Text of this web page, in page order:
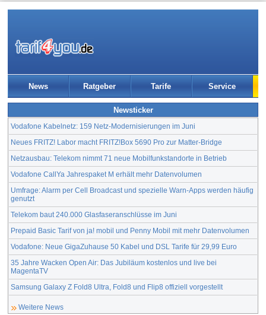
News Ratgeber Tarife Service
Newsticker
Vodafone Kabelnetz: 159 Netz-Modernisierungen im Juni
Neues FRITZ! Labor macht FRITZ!Box 5690 Pro zur Matter-Bridge
Netzausbau: Telekom nimmt 71 neue Mobilfunkstandorte in Betrieb
Vodafone CallYa Jahrespaket M erhält mehr Datenvolumen
Umfrage: Alarm per Cell Broadcast und spezielle Warn-Apps werden häufig
genutzt
Telekom baut 240.000 Glasfaseranschlüsse im Juni
Prepaid Basic Tarif von ja! mobil und Penny Mobil mit mehr Datenvolumen
Vodafone: Neue GigaZuhause 50 Kabel und DSL Tarife für 29,99 Euro
35 Jahre Wacken Open Air: Das Jubiläum kostenlos und live bei
MagentaTV
Samsung Galaxy Z Fold8 Ultra, Fold8 und Flip8 offiziell vorgestellt
Weitere News